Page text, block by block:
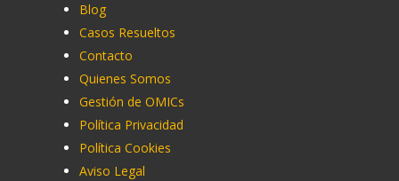
Blog
Casos Resueltos
Contacto
Quienes Somos
Gestión de OMICs
Política Privacidad
Política Cookies
Aviso Legal